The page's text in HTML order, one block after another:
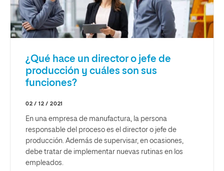
¿Qué hace un director o jefe de
producción y cuáles son sus
funciones?
02 / 12 / 2021
En una empresa de manufactura, la persona
responsable del proceso es el director o jefe de
producción. Además de supervisar, en ocasiones,
debe tratar de implementar nuevas rutinas en los
empleados.